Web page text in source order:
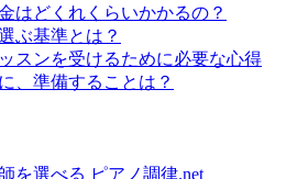
はどくれくらいかかるの？
ぶ基準とは？
スンを受けるために必要な心得
、準備することは？
を選べる ピアノ調律.net